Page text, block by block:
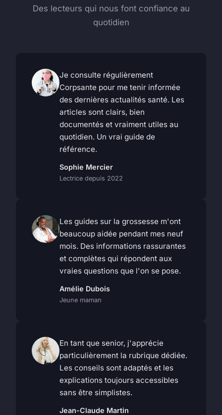
Des lecteurs qui nous font confiance au
quotidien
Je consulte régulièrement
Corpsante pour me tenir informée
des dernières actualités santé. Les
articles sont clairs, bien
documentés et vraiment utiles au
quotidien. Un vrai guide de
référence.
Sophie Mercier
Lectrice depuis 2022
Les guides sur la grossesse m'ont
beaucoup aidée pendant mes neuf
mois. Des informations rassurantes
et complètes qui répondent aux
vraies questions que l'on se pose.
Amélie Dubois
Jeune maman
En tant que senior, j'apprécie
particulièrement la rubrique dédiée.
Les conseils sont adaptés et les
explications toujours accessibles
sans être simplistes.
Jean-Claude Martin